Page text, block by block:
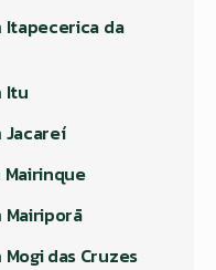
Itapecerica da
Itu
Jacareí
Mairinque
Mairiporã
das Cruzes